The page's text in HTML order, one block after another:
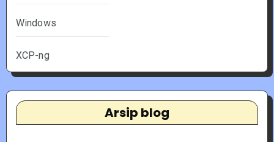
Windows
XCP-ng
Arsip blog